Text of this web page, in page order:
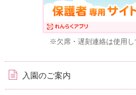
※欠席・遅刻連絡は使用し
入園のご案内